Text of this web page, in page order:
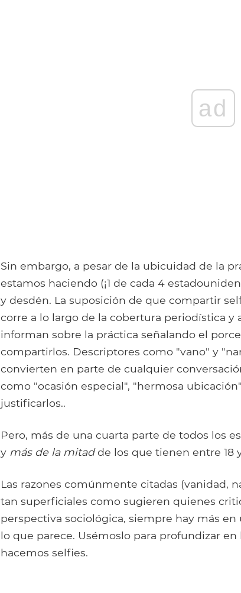
ad
Sin embargo, a pesar de la ubicuidad de la
estamos haciendo (¡1 de cada 4
y desdén. La suposición de que compartir
corre a lo largo de la cobertura periodística y
informan sobre la práctica señalando el
compartirlos. Descriptores como "vano" y
convierten en parte de cualquier
como "ocasión especial", "hermosa
justificarlos..
Pero, más de una cuarta parte de todos los
y más de la mitadde los que tienen entre 18
Las razones comúnmente citadas (vanidad,
tan superficiales como sugieren quienes
perspectiva sociológica, siempre hay más
lo que parece. Usémoslo para profundizar
hacemos selfies.